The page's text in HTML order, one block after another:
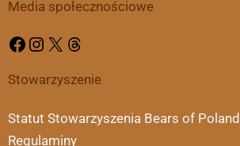
Media społecznościowe
Stowarzyszenie
Statut Stowarzyszenia Bears of Poland
Regulaminy